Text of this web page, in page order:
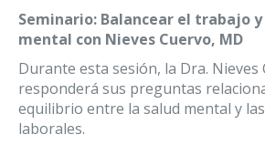
Seminario: Balancear el trabajo
mental con Nieves Cuervo, MD
Durante esta sesión, la Dra. Nieves
responderá sus preguntas
equilibrio entre la salud mental y
laborales.